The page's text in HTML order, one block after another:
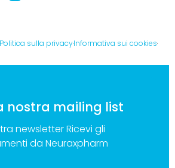
Politica sulla privacyInformativa sui cookies
nostra mailing list
newsletter Ricevi gli
da Neuraxpharm